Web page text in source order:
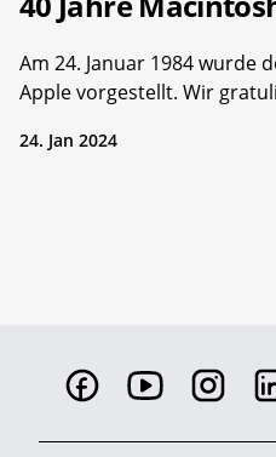
Am 24. Januar 1984 wurde
Apple vorgestellt. Wir
24. Jan 2024